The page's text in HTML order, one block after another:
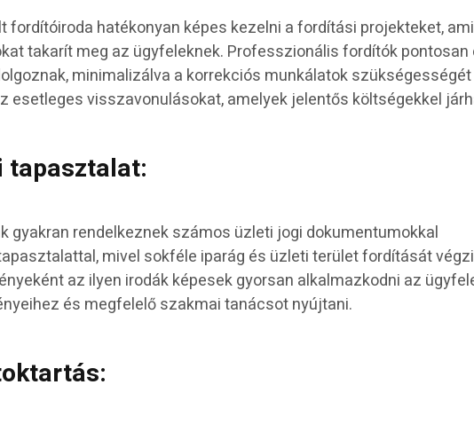
fordítóiroda hatékonyan képes kezelni a fordítási projekteket,
takarít meg az ügyfeleknek. Professzionális fordítók pontosan
minimalizálva a korrekciós munkálatok
esetleges visszavonulásokat, amelyek jelentős költségekkel
tapasztalat:
gyakran rendelkeznek számos üzleti jogi dokumentumokkal
mivel sokféle iparág és üzleti terület fordítását
az ilyen irodák képesek gyorsan alkalmazkodni az
és megfelelő szakmai tanácsot nyújtani.